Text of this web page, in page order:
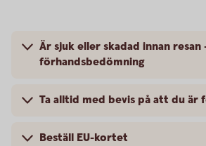
Är sjuk eller skadad innan
förhandsbedömning
Ta alltid med bevis på att du är
Beställ EU-kortet